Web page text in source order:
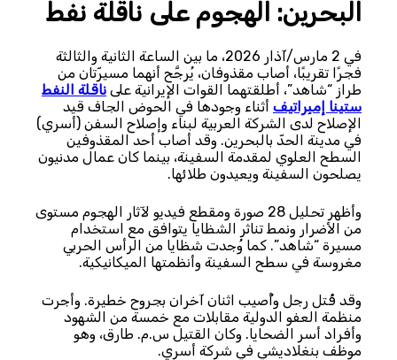
البحرين: الهجوم على ناقلة نفط
في 2 مارس/آذار 2026، ما بين الساعة الثانية والثالثة
فجرًا تقريبًا، أصاب مقذوفان، يُرجَّح أنهما مسيرّتان من
طراز “شاهد”، أطلقتهما القوات الإيرانية على ناقلة النفط
ستينا إمبِراتيف أثناء وجودها في الحوض الجاف قيد
الإصلاح لدى الشركة العربية لبناء وإصلاح السفن (أسري)
في مدينة الحدّ بالبحرين. وقد أصاب أحد المقذوفين
السطح العلوي لمقدمة السفينة، بينما كان عمال مدنيون
يصلحون السفينة ويعيدون طلائها.
وأظهر تحليل 28 صورة ومقطع فيديو لآثار الهجوم مستوى
من الأضرار ونمط تناثر الشظايا يتوافق مع استخدام
مسيرة “شاهد”. كما وُجدت شظايا من الرأس الحربي
مغروسة في سطح السفينة وأنظمتها الميكانيكية.
وقد قُتل رجل وأُصيب اثنان آخران بجروح خطيرة. وأجرت
منظمة العفو الدولية مقابلات مع خمسة من الشهود
وأفراد أسر الضحايا. وكان القتيل س.م. طارق، وهو
موظف بنغلاديشي في شركة أسري.